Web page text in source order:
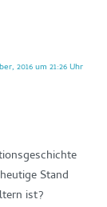
2016 um 21:26 Uhr
Stand
ist?